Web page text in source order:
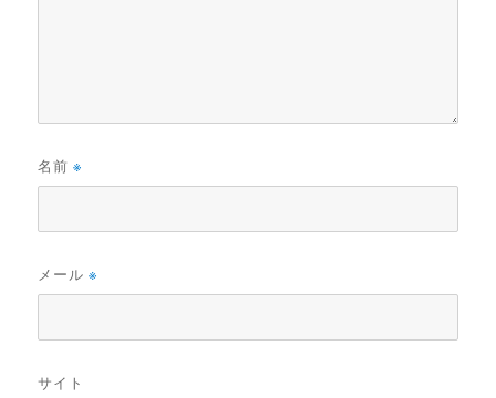
名前※
メール※
サイト